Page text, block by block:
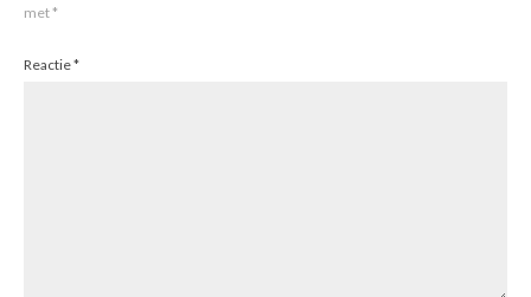
met*
Reactie*